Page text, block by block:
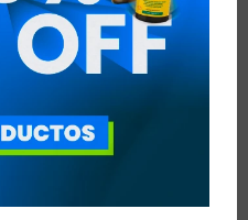
Suplementación